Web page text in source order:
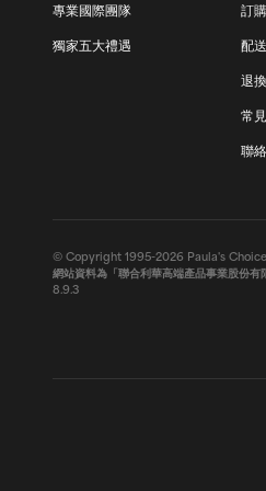
專業國際團隊
獨家五大禮遇
訂
配
退
常
聯
© Copyright 1995-2026 Paula's
網站資料為「聯合利華高端產品事業股份
8.9.3